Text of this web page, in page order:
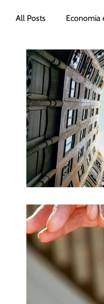
All Posts Economia
Consulenza fiscale